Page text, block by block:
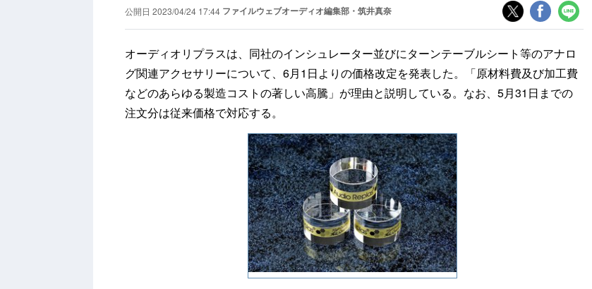
公開日 2023/04/24 17:44 ファイルウェブオーディオ編集部・筑井真奈
オーディオリプラスは、同社のインシュレーター並びにターンテーブルシート等のアナロ
グ関連アクセサリーについて、6月1日よりの価格改定を発表した。「原材料費及び加工費
などのあらゆる製造コストの著しい高騰」が理由と説明している。なお、5月31日までの
注文分は従来価格で対応する。